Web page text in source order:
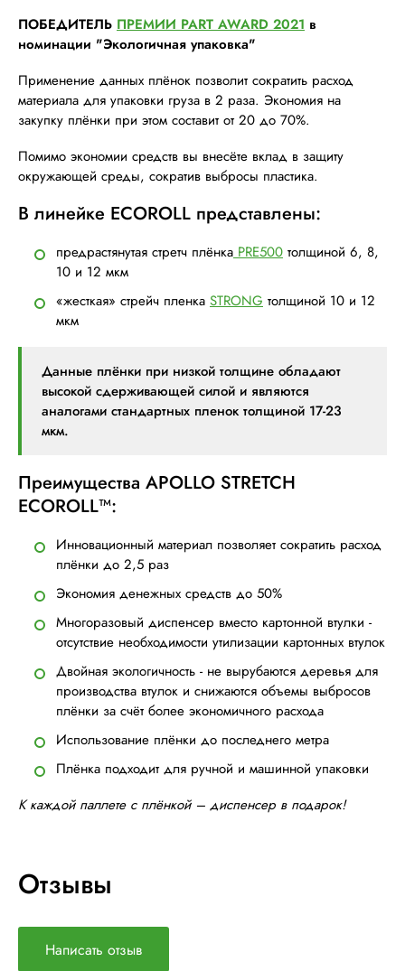
ПОБЕДИТЕЛЬ ПРЕМИИ PART AWARD 2021 в
номинации "Экологичная упаковка"
Применение данных плёнок позволит сократить расход
материала для упаковки груза в 2 раза. Экономия на
закупку плёнки при этом составит от 20 до 70%.
Помимо экономии средств вы внесёте вклад в защиту
окружающей среды, сократив выбросы пластика.
В линейке ECOROLL представлены:
предрастянутая стретч плёнка PRE500 толщиной 6, 8,
10 и 12 мкм
«жесткая» стрейч пленка STRONG толщиной 10 и 12
мкм
Данные плёнки при низкой толщине обладают
высокой сдерживающей силой и являются
аналогами стандартных пленок толщиной 17-23
мкм.
Преимущества APOLLO STRETCH
ECOROLL™:
Инновационный материал позволяет сократить расход
плёнки до 2,5 раз
Экономия денежных средств до 50%
Многоразовый диспенсер вместо картонной втулки -
отсутствие необходимости утилизации картонных втулок
Двойная экологичность - не вырубаются деревья для
производства втулок и снижаются объемы выбросов
плёнки за счёт более экономичного расхода
Использование плёнки до последнего метра
Плёнка подходит для ручной и машинной упаковки
К каждой паллете с плёнкой – диспенсер в подарок!
Отзывы
Написать отзыв